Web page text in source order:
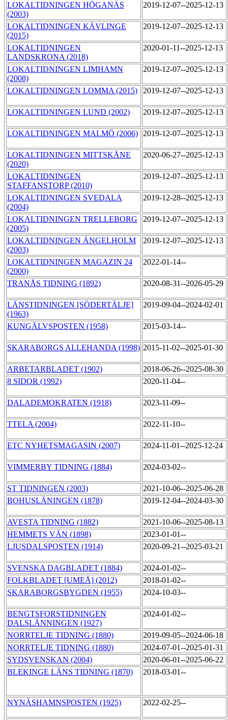
LOKALTIDNINGEN HÖGANÄS
(2003)
2019-12-07--2025-12-13
LOKALTIDNINGEN KÄVLINGE
(2015)
2019-12-07--2025-12-13
LOKALTIDNINGEN
LANDSKRONA (2018)
2020-01-11--2025-12-13
LOKALTIDNINGEN LIMHAMN
(2008)
2019-12-07--2025-12-13
LOKALTIDNINGEN LOMMA (2015) 2019-12-07--2025-12-13
LOKALTIDNINGEN LUND (2002) 2019-12-07--2025-12-13
LOKALTIDNINGEN MALMÖ (2006) 2019-12-07--2025-12-13
LOKALTIDNINGEN MITTSKÅNE
(2020)
2020-06-27--2025-12-13
LOKALTIDNINGEN
STAFFANSTORP (2010)
2019-12-07--2025-12-13
LOKALTIDNINGEN SVEDALA
(2004)
2019-12-28--2025-12-13
LOKALTIDNINGEN TRELLEBORG
(2005)
2019-12-07--2025-12-13
LOKALTIDNINGEN ÄNGELHOLM
(2003)
2019-12-07--2025-12-13
LOKALTIDNINGEN MAGAZIN 24
(2000)
2022-01-14--
TRANÅS TIDNING (1892) 2020-08-31--2026-05-29
LÄNSTIDNINGEN [SÖDERTÄLJE]
(1963)
2019-09-04--2024-02-01
KUNGÄLVSPOSTEN (1958) 2015-03-14--
SKARABORGS ALLEHANDA (1998) 2015-11-02--2025-01-30
ARBETARBLADET (1902)
2018-06-26--2025-08-30
8 SIDOR (1992)
2020-11-04--
DALADEMOKRATEN (1918) 2023-11-09--
TTELA (2004) 2022-11-10--
ETC NYHETSMAGASIN (2007) 2024-11-01--2025-12-24
VIMMERBY TIDNING (1884) 2024-03-02--
ST TIDNINGEN (2003)
2021-10-06--2025-06-28
BOHUSLÄNINGEN (1878)
2019-12-04--2024-03-30
AVESTA TIDNING (1882)
2021-10-06--2025-08-13
HEMMETS VÄN (1898)
2023-01-01--
LJUSDALSPOSTEN (1914)
2020-09-21--2025-03-21
SVENSKA DAGBLADET (1884)
2024-01-02--
FOLKBLADET [UMEÅ] (2012)
2018-01-02--
SKARABORGSBYGDEN (1955)
2024-10-03--
BENGTSFORSTIDNINGEN
DALSLÄNNINGEN (1927)
2024-01-02--
NORRTELJE TIDNING (1880)
2019-09-05--2024-06-18
NORRTELJE TIDNING (1880)
2024-07-01--2025-01-31
SYDSVENSKAN (2004)
2020-06-01--2025-06-22
BLEKINGE LÄNS TIDNING (1870)
2018-03-01--
NYNÄSHAMNSPOSTEN (1925) 2022-02-25--